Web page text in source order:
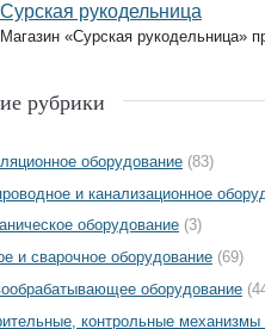
Сурская рукодельница
Магазин «Сурская рукодельница»
рубрики
оборудование (83)
и канализационное
оборудование (3)
и сварочное оборудование (69)
оборудование
контрольные механизмы